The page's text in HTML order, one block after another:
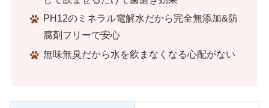
PH12のミネラル電解水だから完全無添加&防
腐剤フリーで安心
無味無臭だから水を飲まなくなる心配がない